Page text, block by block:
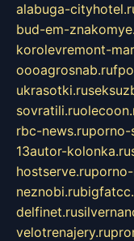
alabuga-
bud-em-
korolevremont-
oooagrosnab.ru
ukrasotki.ru
sovratili.ru
rbc-news.ruporno-
13autor-kolonka.ru
hostserve.ru
neznobi.ru
delfinet.ru
velotrenajery.ru